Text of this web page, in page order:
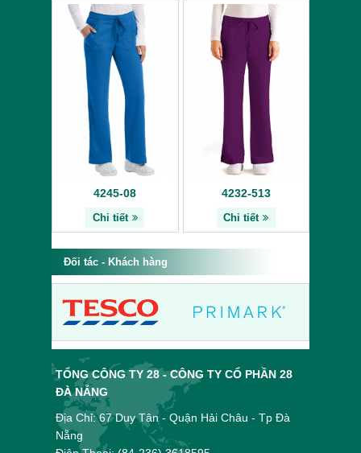
4245-08
Chi tiết
4232-513
Chi tiết
Đối tác - Khách hàng
TỔNG CÔNG TY 28 - CÔNG TY CỔ PHẦN 28
ĐÀ NẴNG
Địa Chỉ: 67 Duy Tân - Quận Hải Châu - Tp Đà
Nẵng